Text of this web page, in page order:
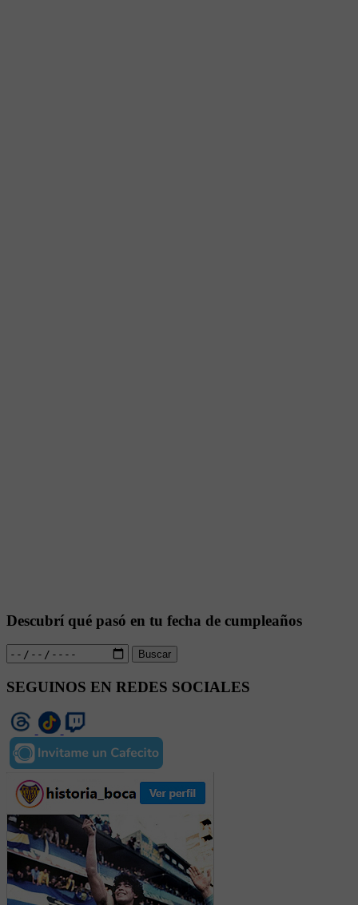
Descubrí qué pasó en tu fecha de cumpleaños
Buscar
SEGUINOS EN REDES SOCIALES